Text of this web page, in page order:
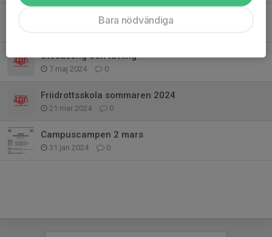
Tävling - funktionärer och anmälan
Utesäsong och tävling
7 maj 2024 0
Friidrottsskola sommaren 2024
21 mar 2024 0
Campuscampen 2 mars
31 jan 2024 0
Bara nödvändiga